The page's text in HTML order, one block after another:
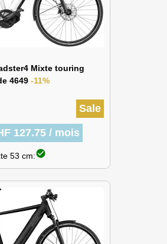
Mixte touring
4649 -11%
Sale
127.75 / mois
53 cm:check_circle